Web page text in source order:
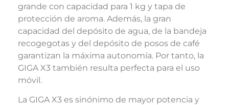
grande con capacidad para 1 kg y tapa de
protección de aroma. Además, la gran
capacidad del depósito de agua, de la bandeja
recogegotas y del depósito de posos de café
garantizan la máxima autonomía. Por tanto, la
GIGA X3 también resulta perfecta para el uso
móvil.
La GIGA X3 es sinónimo de mayor potencia y